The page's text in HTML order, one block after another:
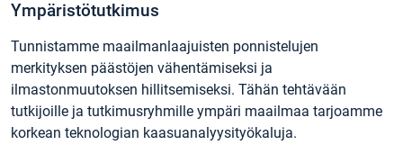
Ympäristötutkimus
Tunnistamme maailmanlaajuisten ponnistelujen
merkityksen päästöjen vähentämiseksi ja
ilmastonmuutoksen hillitsemiseksi. Tähän tehtävään
tutkijoille ja tutkimusryhmille ympäri maailmaa tarjoamme
korkean teknologian kaasuanalyysityökaluja.